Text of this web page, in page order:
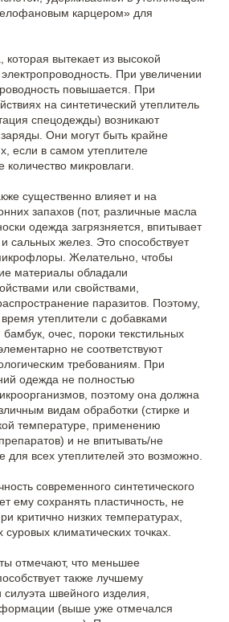
карцером» для
вытекает из высокой
электропроводность. При увеличении
повышается. При
на синтетический утеплитель
спецодежды) возникают
заряды. Они могут быть крайне
если в самом утеплителе
микровлаги.
существенно влияет и на
запахов (пот, различные масла
одежда загрязняется, впитывает
сальных желез. Это способствует
Желательно, чтобы
материалы обладали
или свойствами,
паразитов. Поэтому,
утеплители с добавками
очес, пороки текстильных
не соответствуют
требованиям. При
одежда не полностью
поэтому она должна
видам обработки (стирке и
температуре, применению
и не впитывать/не
для всех утеплителей это возможно.
современного синтетического
ему сохранять пластичность, не
критично низких температурах,
климатических точках.
отмечают, что меньшее
также лучшему
швейного изделия,
(выше уже отмечался